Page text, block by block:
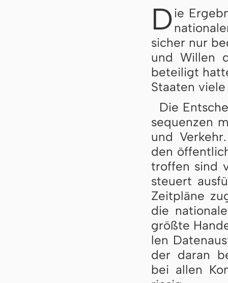
D ie
sicher nur
und Willen
beteiligt
Staa­ten
Die
se­quen­zen
und
den
trof­fen sind
steu­ert
Zeit­plä­ne
die
größte
len
der daran
bei allen